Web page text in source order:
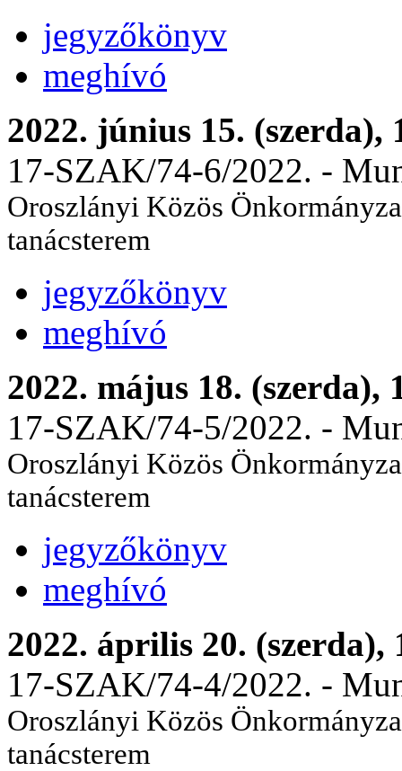
jegyzőkönyv
meghívó
2022. június 15. (szerda),
17-SZAK/74-6/2022. -
Oroszlányi Közös
tanácsterem
jegyzőkönyv
meghívó
2022. május 18. (szerda),
17-SZAK/74-5/2022. -
Oroszlányi Közös
tanácsterem
jegyzőkönyv
meghívó
2022. április 20. (szerda),
17-SZAK/74-4/2022. -
Oroszlányi Közös
tanácsterem